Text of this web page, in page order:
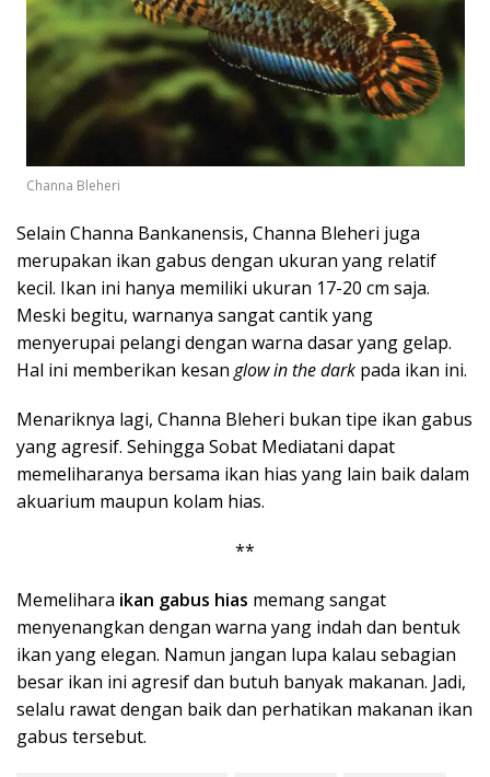
Channa Bleheri
Selain Channa Bankanensis, Channa Bleheri juga
merupakan ikan gabus dengan ukuran yang relatif
kecil. Ikan ini hanya memiliki ukuran 17-20 cm saja.
Meski begitu, warnanya sangat cantik yang
menyerupai pelangi dengan warna dasar yang gelap.
Hal ini memberikan kesan glow in the dark pada ikan ini.
Menariknya lagi, Channa Bleheri bukan tipe ikan gabus
yang agresif. Sehingga Sobat Mediatani dapat
memeliharanya bersama ikan hias yang lain baik dalam
akuarium maupun kolam hias.
**
Memelihara ikan gabus hias memang sangat
menyenangkan dengan warna yang indah dan bentuk
ikan yang elegan. Namun jangan lupa kalau sebagian
besar ikan ini agresif dan butuh banyak makanan. Jadi,
selalu rawat dengan baik dan perhatikan makanan ikan
gabus tersebut.